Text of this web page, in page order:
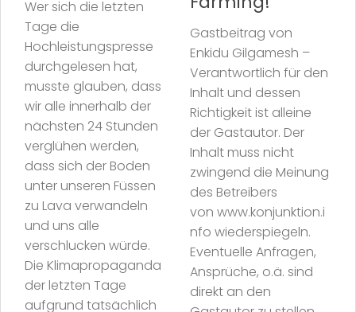
Wer sich die letzten
Tage die
Hochleistungspresse
durchgelesen hat,
musste glauben, dass
wir alle innerhalb der
nächsten 24 Stunden
verglühen werden,
dass sich der Boden
unter unseren Füssen
zu Lava verwandeln
und uns alle
verschlucken würde.
Die Klimapropaganda
der letzten Tage
aufgrund tatsächlich
Gastbeitrag von
Enkidu Gilgamesh –
Verantwortlich für den
Inhalt und dessen
Richtigkeit ist alleine
der Gastautor. Der
Inhalt muss nicht
zwingend die Meinung
des Betreibers
von www.konjunktion.i
nfo wiederspiegeln.
Eventuelle Anfragen,
Ansprüche, o.ä. sind
direkt an den